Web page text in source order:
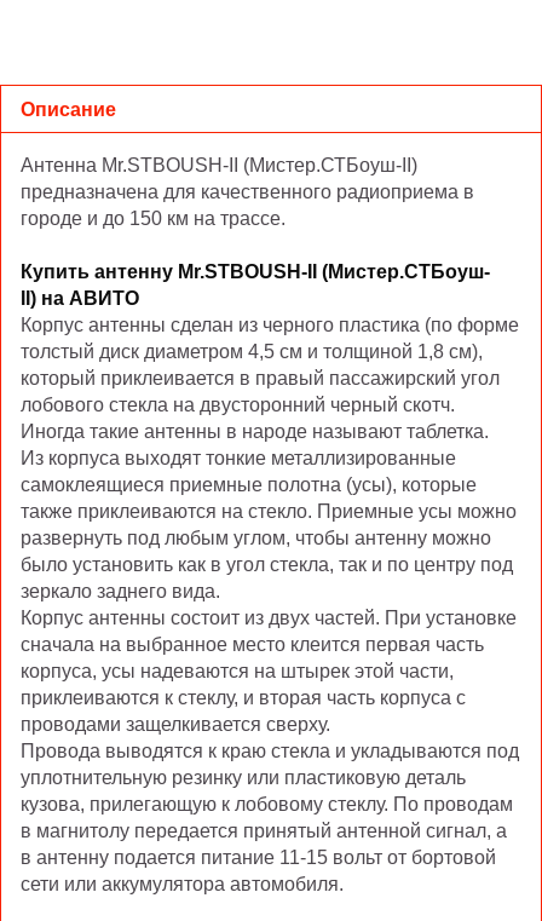
Описание
Антенна Mr.STBOUSH-II (Мистер.СТБоуш-II)
предназначена для качественного радиоприема в
городе и до 150 км на трассе.
Купить антенну Mr.STBOUSH-II (Мистер.СТБоуш-
II) нa АВИТО
Корпус антенны сделан из черного пластика (по форме
толстый диск диаметром 4,5 см и толщиной 1,8 см),
который приклеивается в правый пассажирский угол
лобового стекла на двусторонний черный скотч.
Иногда такие антенны в народе называют таблетка.
Из корпуса выходят тонкие металлизированные
самоклеящиеся приемные полотна (усы), которые
также приклеиваются на стекло. Приемные усы можно
развернуть под любым углом, чтобы антенну можно
было установить как в угол стекла, так и по центру под
зеркало заднего вида.
Корпус антенны состоит из двух частей. При установке
сначала на выбранное место клеится первая часть
корпуса, усы надеваются на штырек этой части,
приклеиваются к стеклу, и вторая часть корпуса с
проводами защелкивается сверху.
Провода выводятся к краю стекла и укладываются под
уплотнительную резинку или пластиковую деталь
кузова, прилегающую к лобовому стеклу. По проводам
в магнитолу передается принятый антенной сигнал, а
в антенну подается питание 11-15 вольт от бортовой
сети или аккумулятора автомобиля.